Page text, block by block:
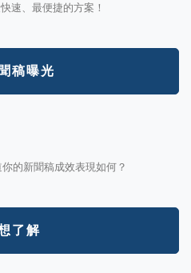
速、最便捷的方案！
稿曝光
的新聞稿成效表現如何？
了解